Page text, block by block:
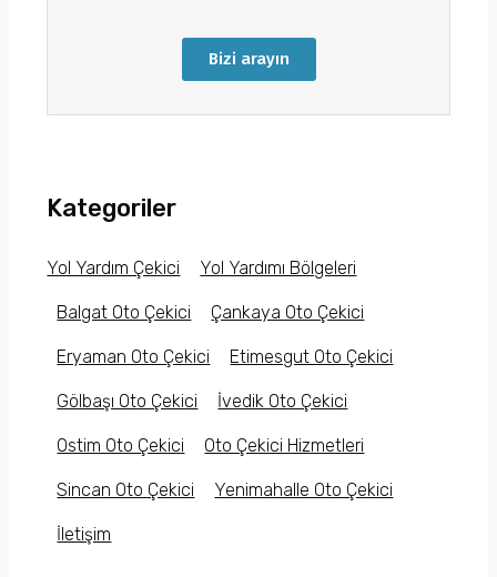
Bizi arayın
Kategoriler
Yol Yardım Çekici Yol Yardımı Bölgeleri
Balgat Oto Çekici Çankaya Oto Çekici
Eryaman Oto Çekici Etimesgut Oto Çekici
Gölbaşı Oto Çekici İvedik Oto Çekici
Ostim Oto Çekici Oto Çekici Hizmetleri
Sincan Oto Çekici Yenimahalle Oto Çekici
İletişim